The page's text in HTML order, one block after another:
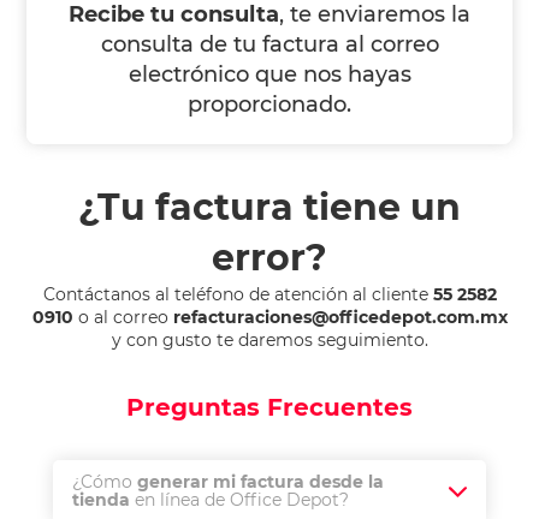
Recibe tu consulta, te enviaremos la
consulta de tu factura al correo
electrónico que nos hayas
proporcionado.
¿Tu factura tiene un
error?
Contáctanos al teléfono de atención al cliente 55 2582
0910 o al correo refacturaciones@officedepot.com.mx
y con gusto te daremos seguimiento.
Preguntas Frecuentes
¿Cómogenerar mi factura desde la
tienda en línea de Office Depot?